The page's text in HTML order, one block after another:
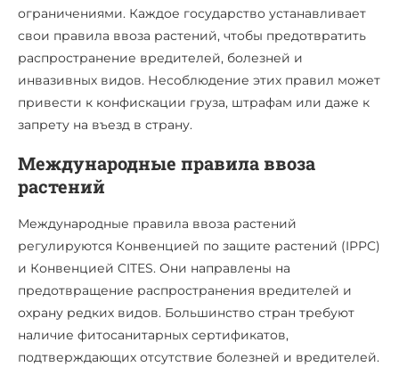
ограничениями. Каждое государство устанавливает
свои правила ввоза растений, чтобы предотвратить
распространение вредителей, болезней и
инвазивных видов. Несоблюдение этих правил может
привести к конфискации груза, штрафам или даже к
запрету на въезд в страну.
Международные правила ввоза
растений
Международные правила ввоза растений
регулируются Конвенцией по защите растений (IPPC)
и Конвенцией CITES. Они направлены на
предотвращение распространения вредителей и
охрану редких видов. Большинство стран требуют
наличие фитосанитарных сертификатов,
подтверждающих отсутствие болезней и вредителей.